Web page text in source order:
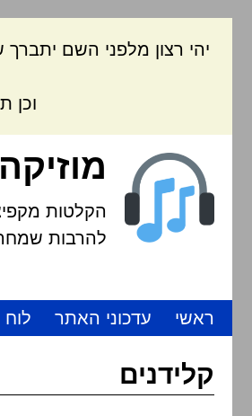
יהי רצון מלפני השם
וכן
הקלטות
להרבות
ראשי עדכוני האתר
קלידנים